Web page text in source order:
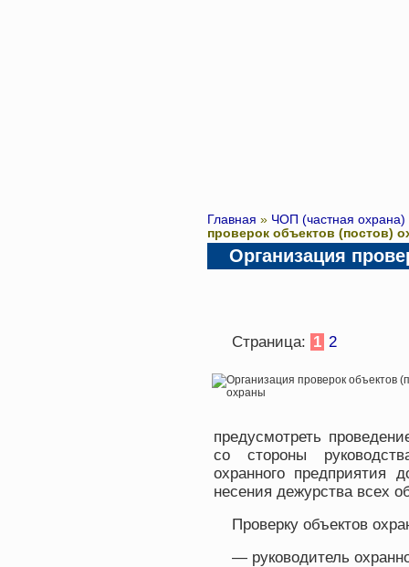
Главная » ЧОП (частная
проверок объектов (постов)
Организация
Страница: 1 2
предусмотреть
со стороны
охранного предприятия
несения дежурства всех
Проверку объектов
— руководитель